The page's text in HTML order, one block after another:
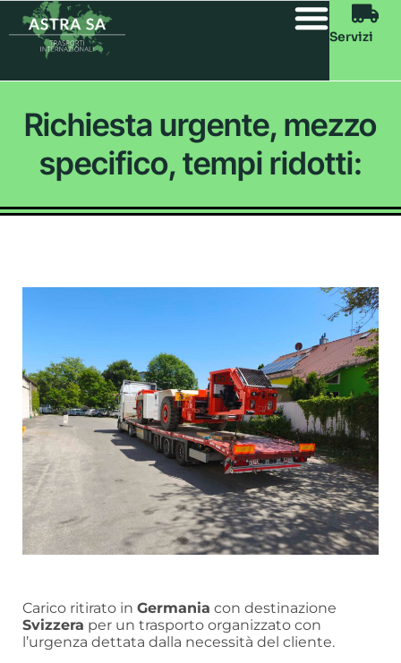
Servizi
Richiesta urgente, mezzo
specifico, tempi ridotti:
Carico ritirato in Germania con destinazione
Svizzera per un trasporto organizzato con
l’urgenza dettata dalla necessità del cliente.